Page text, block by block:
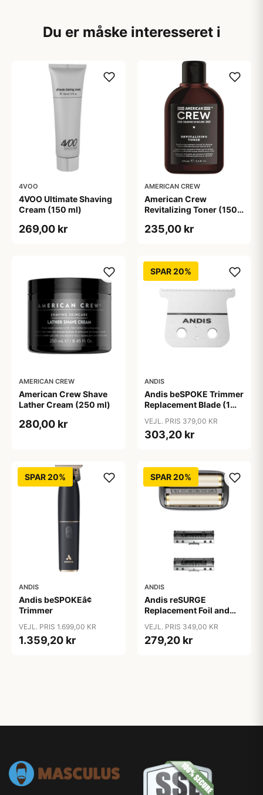
Du er måske interesseret i
4VOO
4VOO Ultimate Shaving
Cream (150 ml)
269,00 kr
AMERICAN CREW
American Crew
Revitalizing Toner (150
235,00 kr
AMERICAN CREW
American Crew Shave
Lather Cream (250 ml)
280,00 kr
SPAR 20%
ANDIS
Andis beSPOKE Trimmer
Replacement Blade (1
VEJL. PRIS 379,00 KR
303,20 kr
SPAR 20%
ANDIS
Andis beSPOKEâ¢
Trimmer
VEJL. PRIS 1.699,00 KR
1.359,20 kr
SPAR 20%
ANDIS
Andis reSURGE
Replacement Foil and
VEJL. PRIS 349,00 KR
279,20 kr